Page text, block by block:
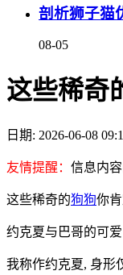
剖析狮子猫
08-05
这些稀奇
日期: 2026-06-08
友情提醒： 信息内
这些稀奇的狗狗你
约克夏与巴哥的可
我称作约克夏, 身形